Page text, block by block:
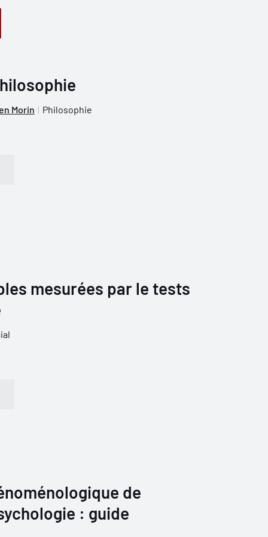
Morin Philosophie
mesurées par le tests
de
: guide